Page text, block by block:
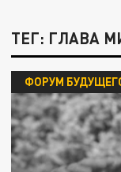
ТЕГ: ГЛАВА
ФОРУМ